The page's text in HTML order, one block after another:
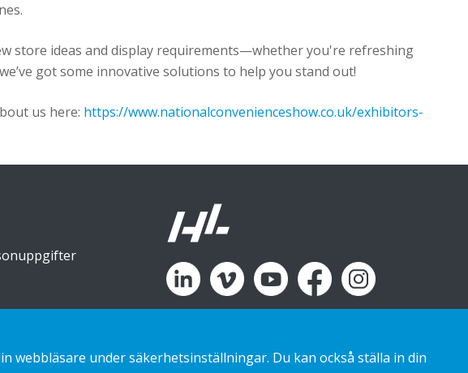
store ideas and display requirements—whether you're refreshing
got some innovative solutions to help you stand out!
us here: https://www.nationalconvenienceshow.co.uk/exhibitors-
webbläsare under säkerhetsinställningar. Du kan också ställa in din